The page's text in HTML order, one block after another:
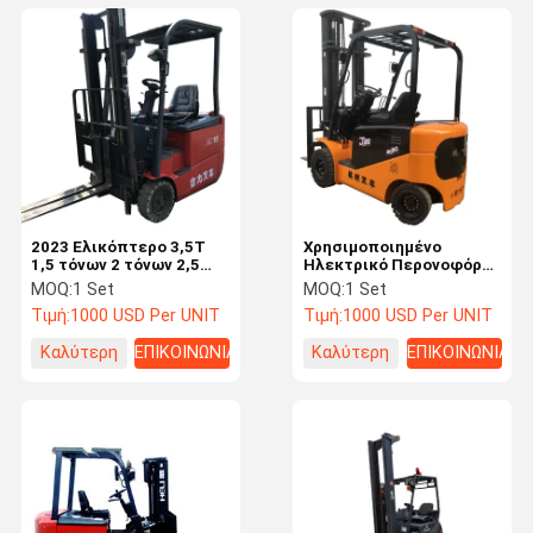
Χρησιμοποιημένο
Ηλεκτρικό Περονοφόρο
Όχημα Hangzhou J20
Εξαιρετικής Απόδοσης
Χρησιμοποιημένο
Περονοφόρο Όχημα
Diesel Με Βασικό
Εξάρτημα Κινητήρα
MOQ:1 Set
Τιμή:1000 USD Per UNIT
Καλύτερη
ΕΠΙΚΟΙΝΩΝΙΑ
2023 Ελικόπτερο 3,5T
1,5 τόνων 2 τόνων 2,5
τόνων Ηλεκτρικό
φορτηγό με ηλεκτρική
μπαταρία 48 V
MOQ:1 Set
Τιμή:1000 USD Per UNIT
Καλύτερη
ΕΠΙΚΟΙΝΩΝΙΑ